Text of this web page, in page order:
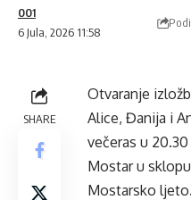
6 Jula, 2026 11:58
001
SHARE
Otvaranje
Alice, Đanija i
večeras u
Mostar u
Mostarsko ljeto.